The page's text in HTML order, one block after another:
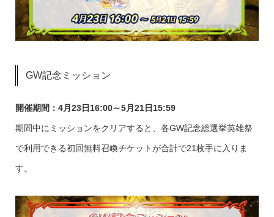
GW記念ミッション
開催期間：4月23日16:00～5月21日15:59
期間中にミッションをクリアすると、各GW記念総選挙英雄祭
で利用できる初回無料召喚チケットが合計で21枚手に入りま
す。